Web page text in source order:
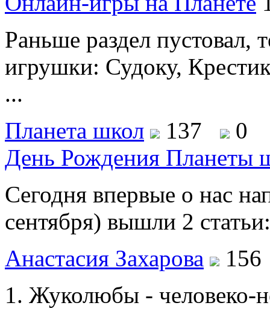
Раньше раздел пустовал,
игрушки: Судоку,
...
Планета школ
137
0
День Рождения Планеты
Сегодня впервые о нас
сентября) вышли 2
Анастасия Захарова
Жуколюбы - человеко-